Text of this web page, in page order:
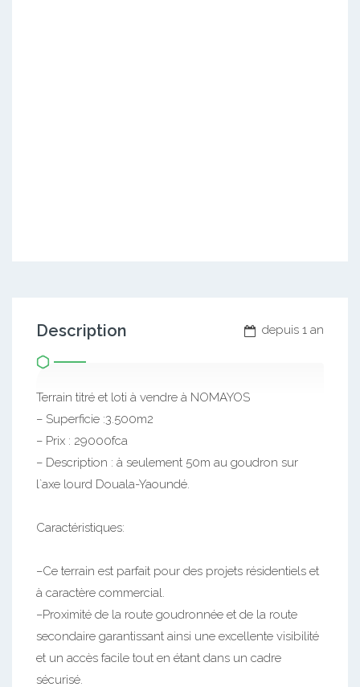
depuis 1 an
Description
Terrain titré et loti à vendre à NOMAYOS
– Superficie :3.500m2
– Prix : 29000fca
– Description : à seulement 50m au goudron sur
l`axe lourd Douala-Yaoundé.
Caractéristiques:
–Ce terrain est parfait pour des projets résidentiels et
à caractère commercial.
–Proximité de la route goudronnée et de la route
secondaire garantissant ainsi une excellente visibilité
et un accès facile tout en étant dans un cadre
sécurisé.